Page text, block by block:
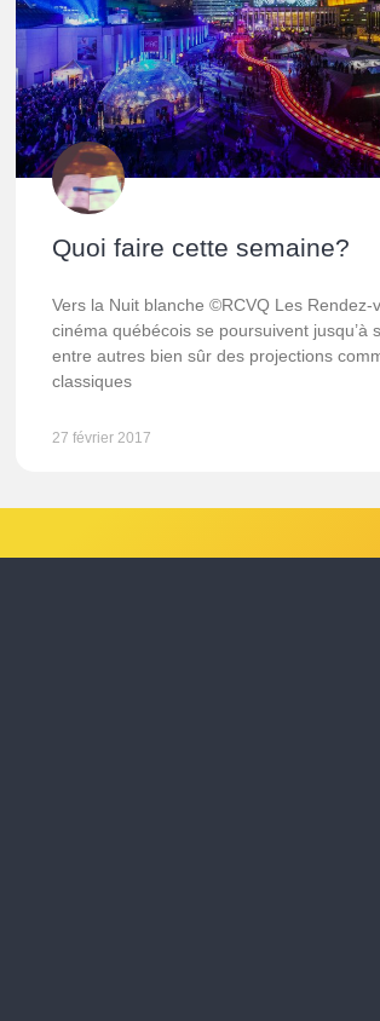
Quoi faire cette semaine?
Vers la Nuit blanche ©RCVQ Les Rendez-
cinéma québécois se poursuivent jusqu’à
entre autres bien sûr des projections
classiques
27 février 2017